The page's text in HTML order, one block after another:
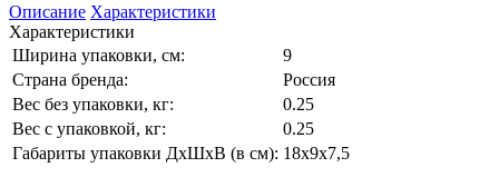
Описание Характеристики
Характеристики
Ширина упаковки, см:
9
Страна бренда:
Россия
Вес без упаковки, кг:
0.25
Вес с упаковкой, кг:
0.25
Габариты упаковки ДхШхВ (в см): 18x9x7,5